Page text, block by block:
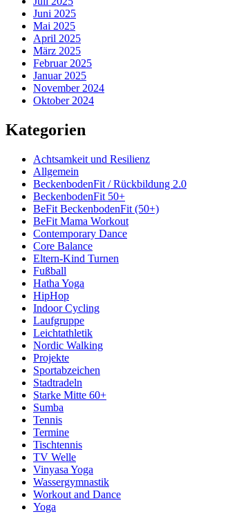
Juni 2025
Mai 2025
April 2025
März 2025
Februar 2025
Januar 2025
November 2024
Oktober 2024
Kategorien
Achtsamkeit und Resilienz
Allgemein
BeckenbodenFit / Rückbildung 2.0
BeckenbodenFit 50+
BeFit BeckenbodenFit (50+)
BeFit Mama Workout
Contemporary Dance
Core Balance
Eltern-Kind Turnen
Fußball
Hatha Yoga
HipHop
Indoor Cycling
Laufgruppe
Leichtathletik
Nordic Walking
Projekte
Sportabzeichen
Stadtradeln
Starke Mitte 60+
Sumba
Tennis
Termine
Tischtennis
TV Welle
Vinyasa Yoga
Wassergymnastik
Workout and Dance
Yoga